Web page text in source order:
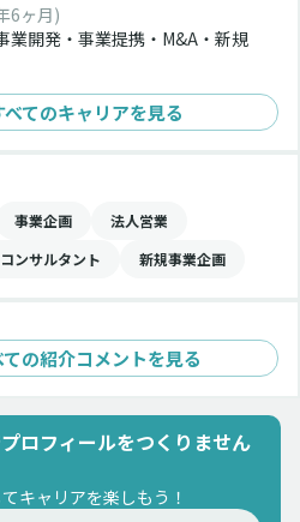
6ヶ月)
業開発・事業提携・M&A・新規
てのキャリアを見る
事業企画
法人営業
ンサルタント 新規事業企画
の紹介コメントを見る
ロフィールをつくりません
キャリアを楽しもう！